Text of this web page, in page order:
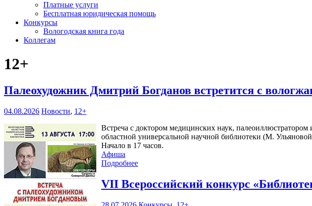
Платные услуги
Бесплатная юридическая помощь
Конкурсы
Вологодская книга года
Коллегам
12+
Палеохудожник Дмитрий Богданов встретится с
04.08.2026 Новости, 12+
Встреча с доктором медицинских наук,
областной универсальной научной библиотеки (М.
Начало в 17 часов.
Афиша
Подробнее
VII Всероссийский конкурс